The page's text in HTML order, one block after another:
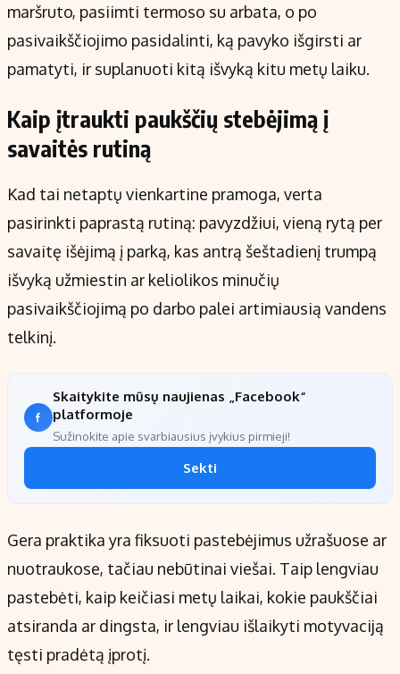
maršruto, pasiimti termoso su arbata, o po
pasivaikščiojimo pasidalinti, ką pavyko išgirsti ar
pamatyti, ir suplanuoti kitą išvyką kitu metų laiku.
Kaip įtraukti paukščių stebėjimą į
savaitės rutiną
Kad tai netaptų vienkartine pramoga, verta
pasirinkti paprastą rutiną: pavyzdžiui, vieną rytą per
savaitę išėjimą į parką, kas antrą šeštadienį trumpą
išvyką užmiestin ar keliolikos minučių
pasivaikščiojimą po darbo palei artimiausią vandens
telkinį.
Skaitykite mūsų naujienas „Facebook“
platformoje
Sužinokite apie svarbiausius įvykius pirmieji!
Sekti
Gera praktika yra fiksuoti pastebėjimus užrašuose ar
nuotraukose, tačiau nebūtinai viešai. Taip lengviau
pastebėti, kaip keičiasi metų laikai, kokie paukščiai
atsiranda ar dingsta, ir lengviau išlaikyti motyvaciją
tęsti pradėtą įprotį.